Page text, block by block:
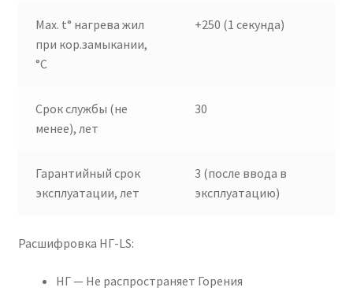
Max. t° нагрева жил
при кор.замыкании,
°C
+250 (1 секунда)
Срок службы (не
менее), лет
30
Гарантийный срок
эксплуатации, лет
3 (после ввода в
эксплуатацию)
Расшифровка НГ-LS:
НГ — Не распространяет Горения